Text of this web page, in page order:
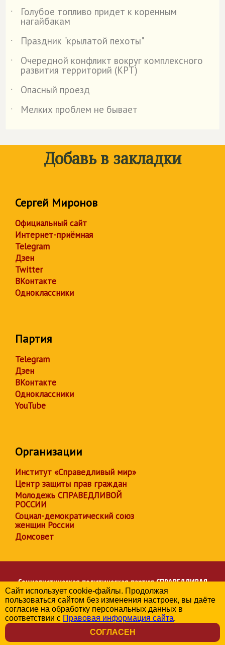
˙ Голубое топливо придет к коренным
нагайбакам
˙
Праздник "крылатой пехоты"
˙
Очередной конфликт вокруг комплексного
развития территорий (КРТ)
˙
Опасный проезд
˙
Мелких проблем не бывает
Добавь в закладки
Сергей Миронов
Официальный сайт
Интернет-приёмная
Telegram
Дзен
Twitter
ВКонтакте
Одноклассники
Партия
Telegram
Дзен
ВКонтакте
Одноклассники
YouTube
Организации
Институт «Справедливый мир»
Центр защиты прав граждан
Молодежь СПРАВЕДЛИВОЙ
РОССИИ
Социал-демократический союз
женщин России
Домсовет
Социалистическая политическая партияСПРАВЕДЛИВАЯ
РОССИЯ
Региональное отделение партии в Челябинской области
© 2006-2026
Политика в отношении обработки персональных данных
Сайт использует cookie-файлы. Продолжая
пользоваться сайтом без изменения настроек, вы даёте
согласие на обработку персональных данных в
соответствии с Правовая информация сайта.
СОГЛАСЕН